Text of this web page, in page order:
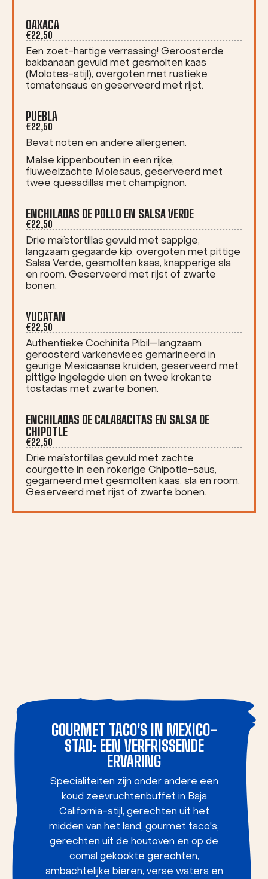
OAXACA
€22,50
Een zoet-hartige verrassing! Geroosterde
bakbanaan gevuld met gesmolten kaas
(Molotes-stijl), overgoten met rustieke
tomatensaus en geserveerd met rijst.
PUEBLA
€22,50
Bevat noten en andere allergenen.
Malse kippenbouten in een rijke,
fluweelzachte Molesaus, geserveerd met
twee quesadillas met champignon.
ENCHILADAS DE POLLO EN SALSA VERDE
€22,50
Drie maïstortillas gevuld met sappige,
langzaam gegaarde kip, overgoten met pittige
Salsa Verde, gesmolten kaas, knapperige sla
en room. Geserveerd met rijst of zwarte
bonen.
YUCATAN
€22,50
Authentieke Cochinita Pibil—langzaam
geroosterd varkensvlees gemarineerd in
geurige Mexicaanse kruiden, geserveerd met
pittige ingelegde uien en twee krokante
tostadas met zwarte bonen.
ENCHILADAS DE CALABACITAS EN SALSA DE
CHIPOTLE
€22,50
Drie maïstortillas gevuld met zachte
courgette in een rokerige Chipotle-saus,
gegarneerd met gesmolten kaas, sla en room.
Geserveerd met rijst of zwarte bonen.
GOURMET TACO'S IN MEXICO-
STAD: EEN VERFRISSENDE
ERVARING
Specialiteiten zijn onder andere een
koud zeevruchtenbuffet in Baja
California-stijl, gerechten uit het
midden van het land, gourmet taco's,
gerechten uit de houtoven en op de
comal gekookte gerechten,
ambachtelijke bieren, verse waters en